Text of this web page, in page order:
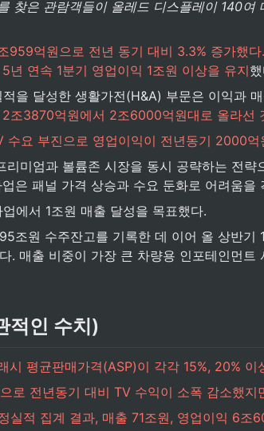
찾은 관람객들이 올레드 디스플레이 140
959억원으로 전년 동기 대비 3.3% 증가했
년 연속 1분기 영업이익 1조원 이상을 유지
을 달성한 생활가전(H&A) 부문은 이익과
조3870억원에서 2조6000억원대로 올라선
수요 부진으로 영업이익이 전년동기 2000
리미엄과 볼륨존 시장을 동시 공략하는 전
은 패널 가격 상승과 수요 둔화로 어려움
에서 1조원 매출 달성을 목표했다.
조원 수주잔고를 기록한 데 이어 올 상반
. 매출 비중이 가장 큰 차량용 인포테인먼
적인 수치)
시 평균판매가격(ASP)이 각각 15%, 20% 이
로 전년동기 대비 TV 수익이 소폭 감소했
실적 집계 결과, 매출 71조원, 영업이익 6